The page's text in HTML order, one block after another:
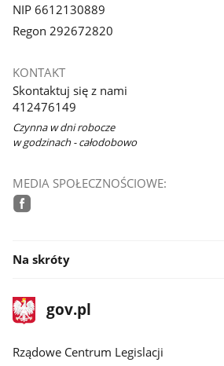
NIP 6612130889
Regon 292672820
KONTAKT
Skontaktuj się z nami
412476149
Czynna w dni robocze
w godzinach - całodobowo
MEDIA SPOŁECZNOŚCIOWE:
Na skróty
stopka
gov.plStrona
gov.pl
Rządowe Centrum Legislacji